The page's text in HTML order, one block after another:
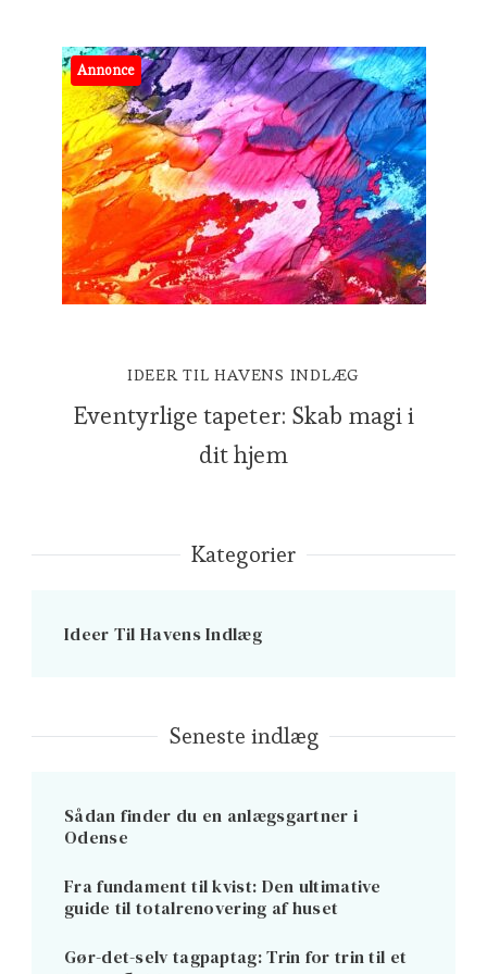
Annonce
IDEER TIL HAVENS INDLÆG
Eventyrlige tapeter: Skab magi i
dit hjem
Kategorier
Ideer Til Havens Indlæg
Seneste indlæg
Sådan finder du en anlægsgartner i
Odense
Fra fundament til kvist: Den ultimative
guide til totalrenovering af huset
Gør-det-selv tagpaptag: Trin for trin til et